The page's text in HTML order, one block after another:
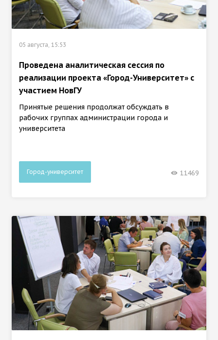
05 августа, 15:53
Проведена аналитическая сессия по
реализации проекта «Город-Университет» с
участием НовГУ
Принятые решения продолжат обсуждать в
рабочих группах администрации города и
университета
Город-университет 11469